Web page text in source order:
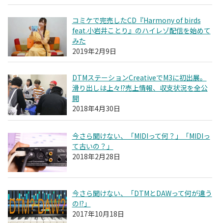
コミケで完売したCD『Harmony of birds
feat.小岩井ことり』のハイレゾ配信を始めて
みた
2019年2月9日
DTMステーションCreativeでM3に初出展。
滑り出しは上々!?売上情報、収支状況を全公
開
2018年4月30日
今さら聞けない、「MIDIって何？」「MIDIっ
て古いの？」
2018年2月28日
今さら聞けない、「DTMとDAWって何が違う
の!?」
2017年10月18日